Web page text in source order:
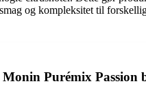
og kompleksitet til
Purémix Passion